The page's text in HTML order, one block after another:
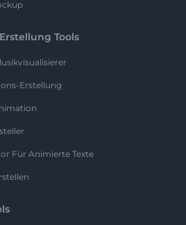
Tools
Erstellung
Für Animierte Texte